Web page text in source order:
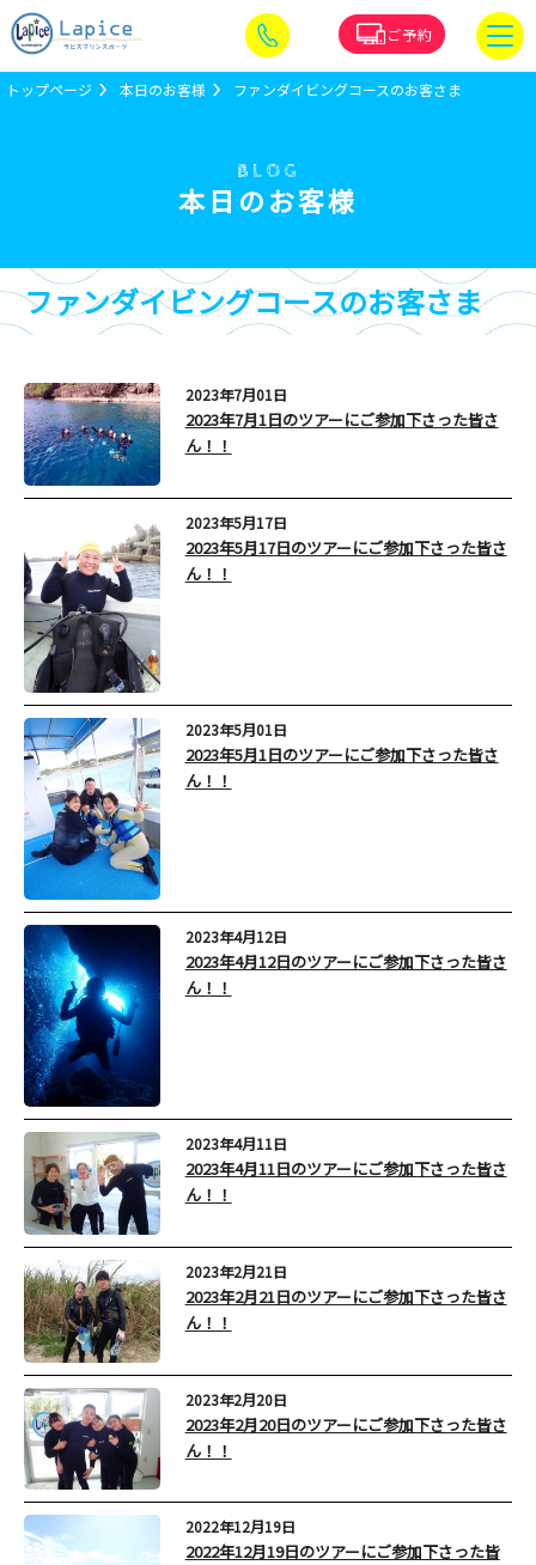
ご予約
トップページ 本日のお客様 ファンダイビングコースのお客さま
BLOG
本日のお客様
ファンダイビングコースのお客さま
2023年7月01日
2023年7月1日のツアーにご参加下さった皆さ
ん！！
2023年5月17日
2023年5月17日のツアーにご参加下さった皆さ
ん！！
2023年5月01日
2023年5月1日のツアーにご参加下さった皆さ
ん！！
2023年4月12日
2023年4月12日のツアーにご参加下さった皆さ
ん！！
2023年4月11日
2023年4月11日のツアーにご参加下さった皆さ
ん！！
2023年2月21日
2023年2月21日のツアーにご参加下さった皆さ
ん！！
2023年2月20日
2023年2月20日のツアーにご参加下さった皆さ
ん！！
2022年12月19日
2022年12月19日のツアーにご参加下さった皆